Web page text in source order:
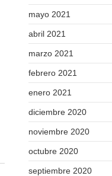
mayo 2021
abril 2021
marzo 2021
febrero 2021
enero 2021
diciembre 2020
noviembre 2020
octubre 2020
septiembre 2020